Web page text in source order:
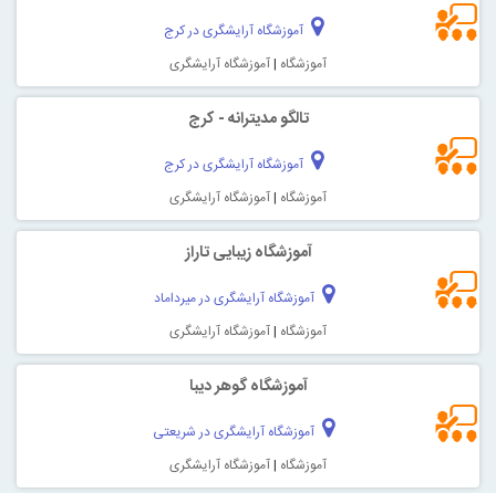
آموزشگاه آرایشگری در کرج
آموزشگاه |آموزشگاه آرایشگری
تالگو مدیترانه - کرج
آموزشگاه آرایشگری در کرج
آموزشگاه |آموزشگاه آرایشگری
آموزشگاه زیبایی تاراز
آموزشگاه آرایشگری در میرداماد
آموزشگاه |آموزشگاه آرایشگری
آموزشگاه گوهر دیبا
آموزشگاه آرایشگری در شریعتی
آموزشگاه |آموزشگاه آرایشگری